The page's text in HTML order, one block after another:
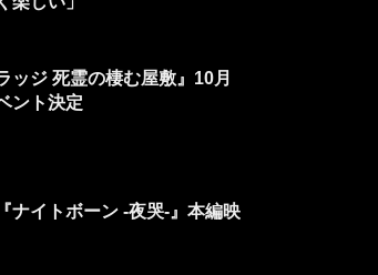
ジ 死霊の棲む屋敷』10月
ント決定
ナイトボーン -夜哭-』本編映